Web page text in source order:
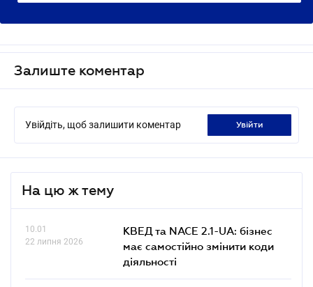
Залиште коментар
Увійдіть, щоб залишити коментар увійти
На цю ж тему
10.01
22 липня 2026
КВЕД та NACE 2.1-UA: бізнес
має самостійно змінити коди
діяльності